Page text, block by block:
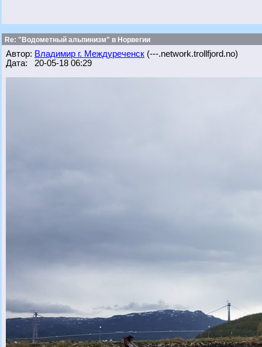
Re: "Водометный альпинизм" в Норвегии
Автор: Владимир г. Междуреченск (---.network.trollfjord.no)
Дата: 20-05-18 06:29